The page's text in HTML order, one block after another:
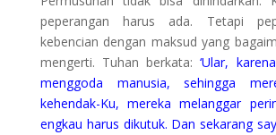
peperangan harus ada. Tetapi
kebencian dengan maksud yang
mengerti. Tuhan berkata: ‘Ular,
menggoda manusia, sehingga
kehendak-Ku, mereka melanggar
engkau harus dikutuk. Dan sekarang